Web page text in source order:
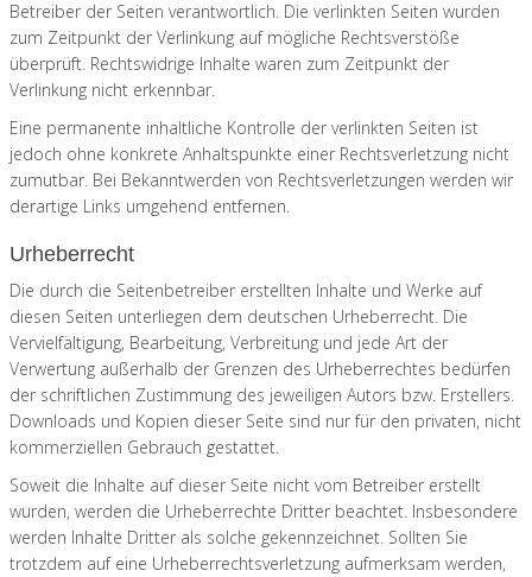
Betreiber der Seiten verantwortlich. Die verlinkten Seiten wurden
zum Zeitpunkt der Verlinkung auf mögliche Rechtsverstöße
überprüft. Rechtswidrige Inhalte waren zum Zeitpunkt der
Verlinkung nicht erkennbar.
Eine permanente inhaltliche Kontrolle der verlinkten Seiten ist
jedoch ohne konkrete Anhaltspunkte einer Rechtsverletzung nicht
zumutbar. Bei Bekanntwerden von Rechtsverletzungen werden wir
derartige Links umgehend entfernen.
Urheberrecht
Die durch die Seitenbetreiber erstellten Inhalte und Werke auf
diesen Seiten unterliegen dem deutschen Urheberrecht. Die
Vervielfältigung, Bearbeitung, Verbreitung und jede Art der
Verwertung außerhalb der Grenzen des Urheberrechtes bedürfen
der schriftlichen Zustimmung des jeweiligen Autors bzw. Erstellers.
Downloads und Kopien dieser Seite sind nur für den privaten, nicht
kommerziellen Gebrauch gestattet.
Soweit die Inhalte auf dieser Seite nicht vom Betreiber erstellt
wurden, werden die Urheberrechte Dritter beachtet. Insbesondere
werden Inhalte Dritter als solche gekennzeichnet. Sollten Sie
trotzdem auf eine Urheberrechtsverletzung aufmerksam werden,